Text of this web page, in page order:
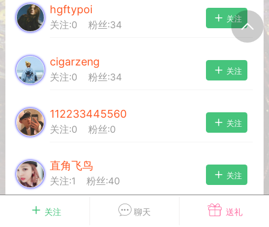
每日打卡
十三
黑丝爱好者
04-08 13:11
电脑端 网站公告
告】不会解压&&网站帮助看这里&&
程&&VIP介绍
：由于采用了特殊的压缩方式，所以盗
压软件是无法解压本站压缩包的。 推荐
具电脑:好压 官方：
关注 聊天 送礼
hgftypoi
关注:0 粉丝:34
关注
cigarzeng
关注:0 粉丝:34
关注
112233445560
关注:0 粉丝:0
关注
直角飞鸟
关注:1 粉丝:40
关注
99999999666